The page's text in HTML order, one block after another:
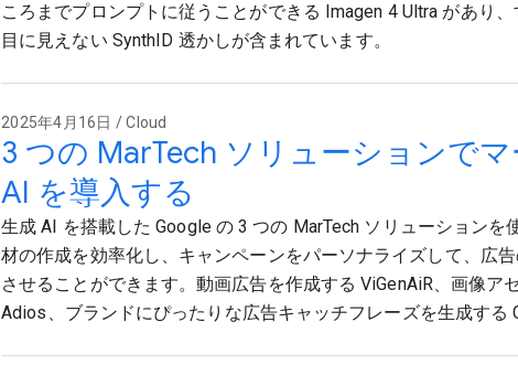
ころまでプロンプトに従うことができる Imagen 4 Ultra があり
目に見えない SynthID 透かしが含まれています。
2025年4月16日 / Cloud
3 つの MarTech ソリューションで
AI を導入する
生成 AI を搭載した Google の 3 つの MarTech ソリューションを
材の作成を効率化し、キャンペーンをパーソナライズして、広
させることができます。動画広告を作成する ViGenAiR、画像ア
Adios、ブランドにぴったりな広告キャッチフレーズを生成する